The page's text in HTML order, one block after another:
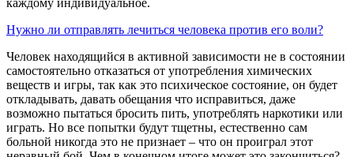
каждому индивидуальное.
Нужно ли отправлять лечиться человека против его воли?
Человек находящийся в активной зависимости не в состоянии
самостоятельно отказаться от употребления химических
веществ и игры, так как это психическое состояние, он будет
откладывать, давать обещания что исправиться, даже
возможно пытаться бросить пить, употреблять наркотики или
играть. Но все попытки будут тщетны, естественно сам
больной никогда это не признает – что он проиграл этот